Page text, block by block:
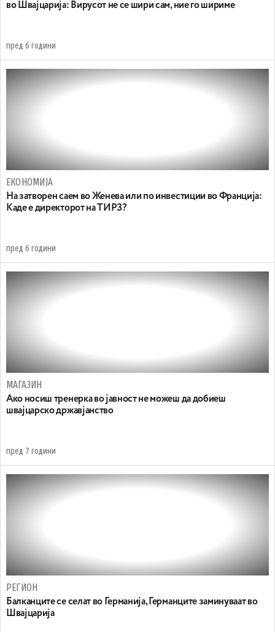
во Швајцарија: Вирусот не се шири сам, ние го шириме
пред 6 години
ЕКОНОМИЈА
На затворен саем во Женева или по инвестиции во Франција:
Каде е директорот на ТИРЗ?
пред 6 години
МАГАЗИН
Ако носиш тренерка во јавност не можеш да добиеш
швајцарско државјанство
пред 7 години
РЕГИОН
Балканците се селат во Германија, Германците заминуваат во
Швајцарија